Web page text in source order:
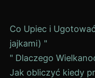
Navigacija
prispevka
Co Upiec i
jajkami) "
" Dlaczego
Jak obliczyć kiedy